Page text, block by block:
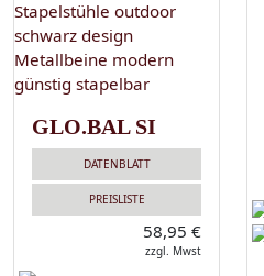
GLO.BAL SI
DATENBLATT
PREISLISTE
58,95 €
zzgl. Mwst